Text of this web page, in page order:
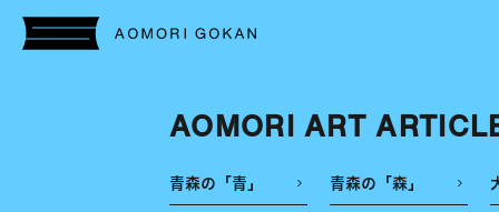
AOMORI ART
青森の「青」 青森の「森」